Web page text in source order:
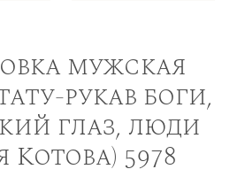
мужская
рукав боги,
глаз, люди
Котова) 5978